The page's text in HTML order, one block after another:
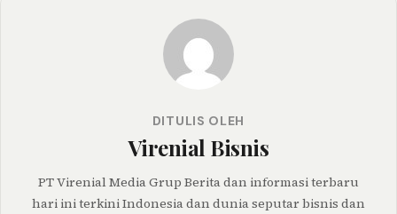
DITULIS OLEH
Virenial Bisnis
PT Virenial Media Grup Berita dan informasi terbaru
hari ini terkini Indonesia dan dunia seputar bisnis dan